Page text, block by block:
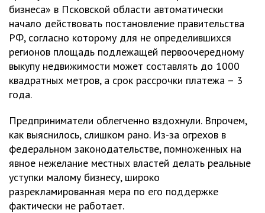
бизнеса» в Псковской области автоматически
начало действовать постановление правительства
РФ, согласно которому для не определившихся
регионов площадь подлежащей первоочередному
выкупу недвижимости может составлять до 1000
квадратных метров, а срок рассрочки платежа – 3
года.
Предприниматели облегченно вздохнули. Впрочем,
как выяснилось, слишком рано. Из-за огрехов в
федеральном законодательстве, помноженных на
явное нежелание местных властей делать реальные
уступки малому бизнесу, широко
разрекламированная мера по его поддержке
фактически не работает.